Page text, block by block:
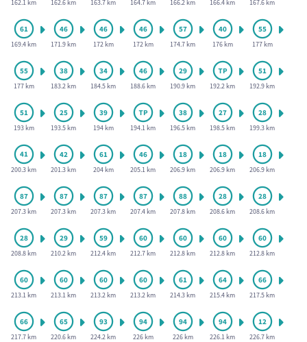
162.1 km 162.6 km 163.7 km 164.7 km 166.2 km 166.4 km 167.6 km
169.4 km 171.9 km 172 km 172 km 174.7 km 176 km 177 km
177 km 183.2 km 184.5 km 188.6 km 190.9 km 192.2 km 192.9 km
193 km 193.5 km 194 km 194.1 km 196.5 km 198.5 km 199.3 km
200.3 km 201.3 km 204 km 205.1 km 206.9 km 206.9 km 206.9 km
207.3 km 207.3 km 207.3 km 207.4 km 207.8 km 208.6 km 208.6 km
208.8 km 210.2 km 212.4 km 212.7 km 212.8 km 212.8 km 212.8 km
213.1 km 213.1 km 213.2 km 213.2 km 214.3 km 215.4 km 217.5 km
217.7 km 220.6 km 224.2 km 226 km 226 km 226.1 km 226.7 km